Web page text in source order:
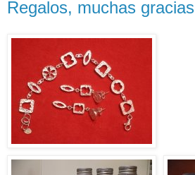
Regalos, muchas gracias